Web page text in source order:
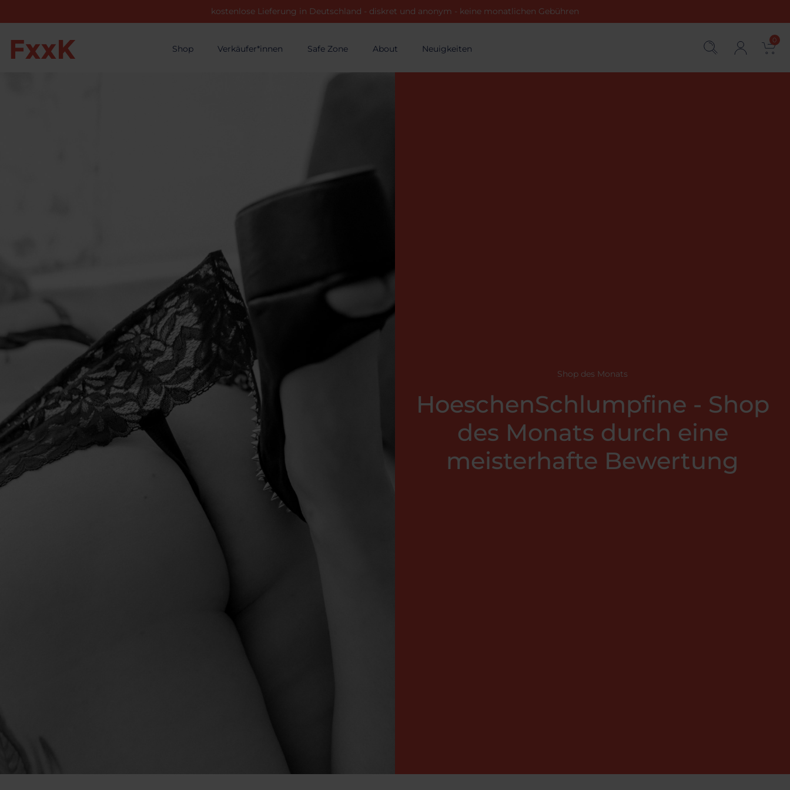
kostenlose Lieferung in Deutschland - diskret und anonym - keine monatlichen Gebühren
Shop Verkäufer*innen Safe Zone About Neuigkeiten
0
Shop des Monats
HoeschenSchlumpfine - Shop
des Monats durch eine
meisterhafte Bewertung